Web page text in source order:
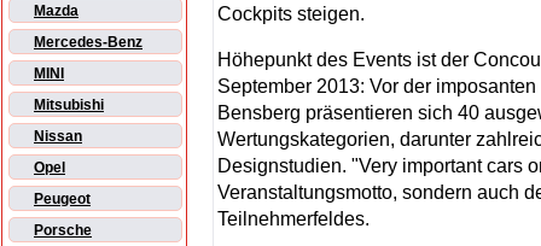
Mazda
Mercedes-Benz
MINI
Mitsubishi
Nissan
Opel
Peugeot
Porsche
Cockpits steigen.
Höhepunkt des Events ist der
September 2013: Vor der
Bensberg präsentieren sich 40
Wertungskategorien, darunter
Designstudien. "Very important cars
Veranstaltungsmotto, sondern auch
Teilnehmerfeldes.